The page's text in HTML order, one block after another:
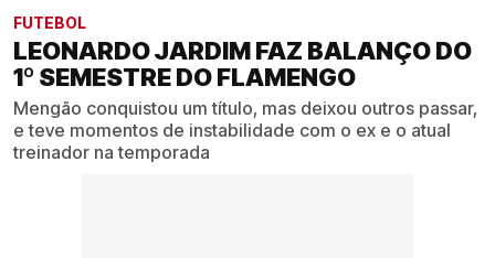
FUTEBOL
LEONARDO JARDIM FAZ BALANÇO DO
1º SEMESTRE DO FLAMENGO
Mengão conquistou um título, mas deixou outros passar,
e teve momentos de instabilidade com o ex e o atual
treinador na temporada